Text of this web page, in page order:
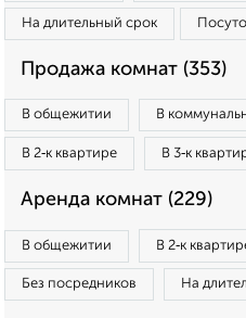
На длительный срок
Продажа комнат (353)
В общежитии В
В 2‑к квартире В 3‑к
Аренда комнат (229)
В общежитии В 2‑к
Без посредников На